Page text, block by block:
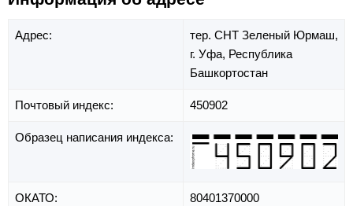
Адрес:
тер. СНТ Зеленый Юрмаш,
г. Уфа, Республика
Башкортостан
Почтовый индекс: 450902
Образец написания индекса:
ОКАТО: 80401370000